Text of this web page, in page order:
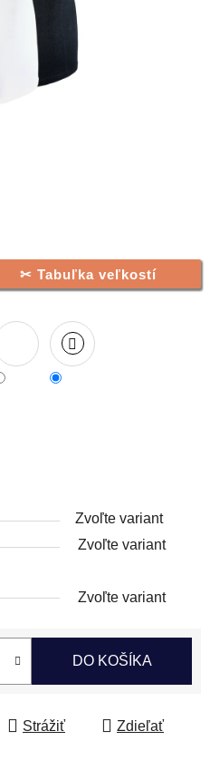
Tabuľka veľkostí
Zvoľte variant
Zvoľte variant
Zvoľte variant
DO KOŠÍKA
Strážiť Zdieľať